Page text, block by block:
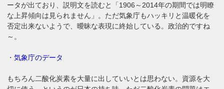
ータが出ており、説明文を読むと「1906～2014年の期間では明瞭
な上昇傾向は見られません」。ただ気象庁もハッキリと温暖化を
否定出来ないようで、曖昧な表現に終始している。政治的ですね
～。
・気象庁のデータ
もちろん二酸化炭素を大量に出していいとは思わない。資源を大